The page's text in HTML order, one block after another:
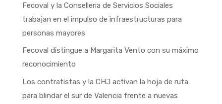
Fecoval y la Conselleria de Servicios Sociales
trabajan en el impulso de infraestructuras para
personas mayores
Fecoval distingue a Margarita Vento con su máximo
reconocimiento
Los contratistas y la CHJ activan la hoja de ruta
para blindar el sur de Valencia frente a nuevas